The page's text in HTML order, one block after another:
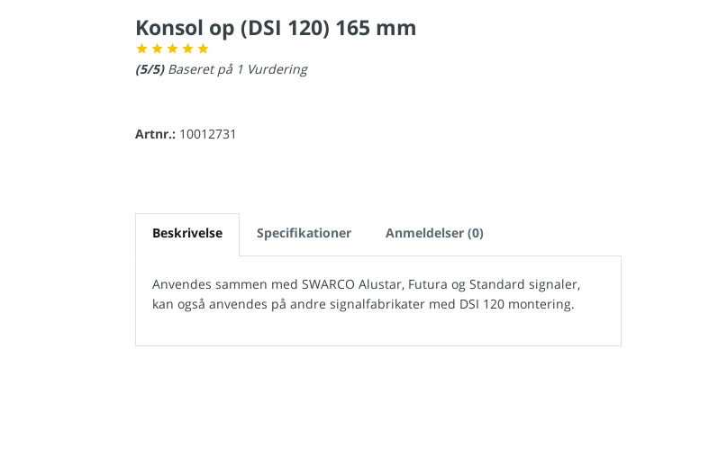
Konsol op (DSI 120) 165 mm
(5/5) Baseret på 1 Vurdering
Artnr.: 10012731
Beskrivelse Specifikationer Anmeldelser (0)
Anvendes sammen med SWARCO Alustar, Futura og Standard signaler,
kan også anvendes på andre signalfabrikater med DSI 120 montering.